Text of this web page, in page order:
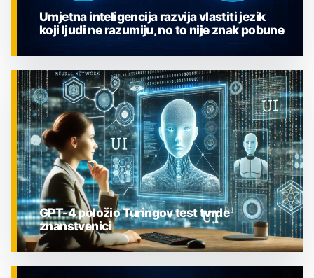
ZNANOST
Umjetna inteligencija razvija vlastiti jezik
koji ljudi ne razumiju, no to nije znak pobune
GPT-4 položio Turingov test tvrde
znanstvenici